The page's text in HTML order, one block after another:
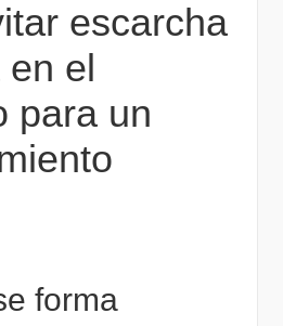
escarcha
el
para un
forma